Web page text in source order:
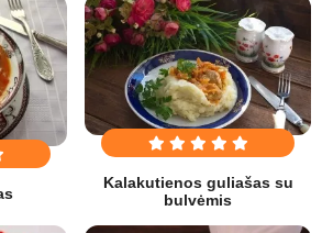
Kalakutienos guliašas su
bulvėmis